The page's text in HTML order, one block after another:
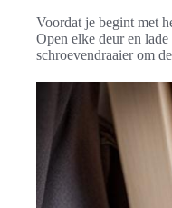
Voordat je begint met
Open elke deur en
schroevendraaier om